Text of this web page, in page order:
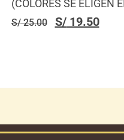
(COLORES SE ELIGEN
S/25.00 S/19.50